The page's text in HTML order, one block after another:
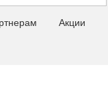
Акции